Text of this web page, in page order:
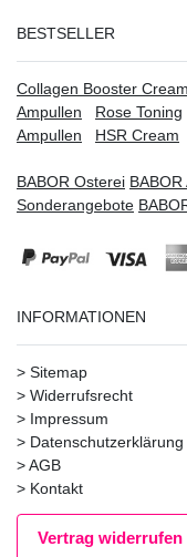
BESTSELLER
Collagen Booster Cream
Ampullen
Rose Toning
Ampullen
HSR Cream
BABOR Osterei
Sonderangebote
INFORMATIONEN
> Sitemap
> Widerrufsrecht
> Impressum
> Datenschutzerklärung
>AGB
> Kontakt
Vertrag widerrufen